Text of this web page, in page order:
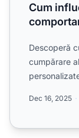
Cum
Descoperă
cumpărare
Dec 16, 2025